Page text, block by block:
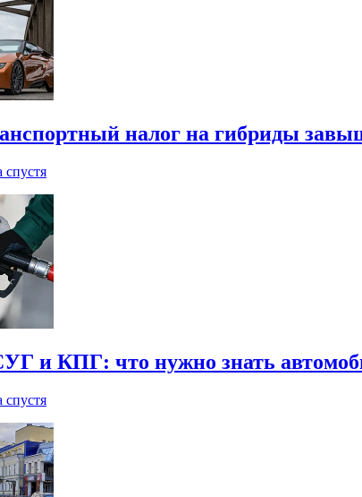
налог на гибриды
спустя
и КПГ: что нужно знать
спустя